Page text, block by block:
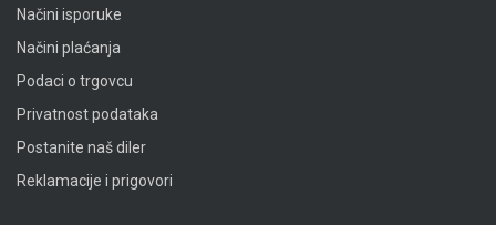
Načini isporuke
Načini plaćanja
Podaci o trgovcu
Privatnost podataka
Postanite naš diler
Reklamacije i prigovori